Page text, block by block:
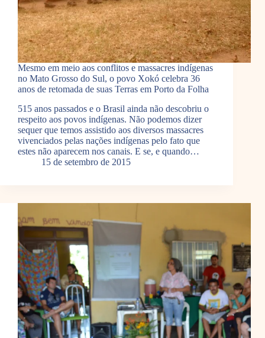
Mesmo em meio aos conflitos e massacres indígenas
no Mato Grosso do Sul, o povo Xokó celebra 36
anos de retomada de suas Terras em Porto da Folha
515 anos passados e o Brasil ainda não descobriu o
respeito aos povos indígenas. Não podemos dizer
sequer que temos assistido aos diversos massacres
vivenciados pelas nações indígenas pelo fato que
estes não aparecem nos canais. E se, e quando…
15 de setembro de 2015